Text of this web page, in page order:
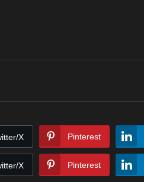
X Pinterest
X Pinterest